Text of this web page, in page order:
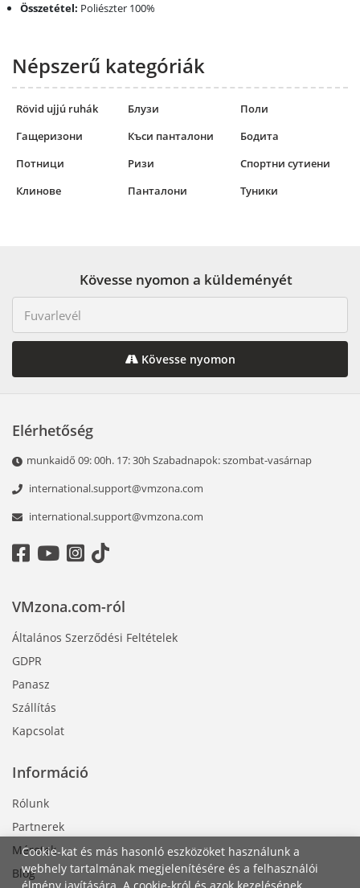
Összetétel: Poliészter 100%
Népszerű kategóriák
Rövid ujjú ruhák Блузи
Поли
Гащеризони
Къси панталони
Бодита
Потници
Ризи
Спортни сутиени
Клинове
Панталони Туники
Cookie-kat és más hasonló eszközöket használunk a
webhely tartalmának megjelenítésére és a felhasználói
Kövesse nyomon a küldeményét
Kövesse nyomon
Elérhetőség
munkaidő 09: 00h. 17: 30h Szabadnapok: szombat-vasárnap
international.support@vmzona.com
international.support@vmzona.com
Információ
Rólunk
Partnerek
Méretek
Blog
VMzona.com-ról
Általános Szerződési Feltételek
GDPR
Panasz
Szállítás
Kapcsolat